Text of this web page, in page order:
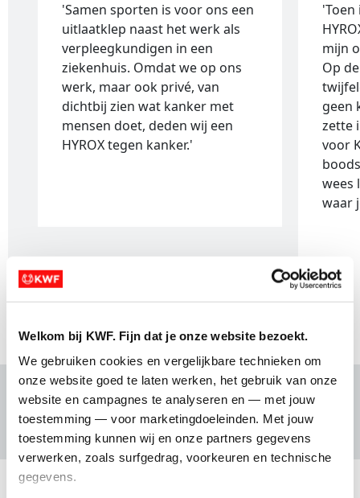
Welkom bij KWF. Fijn dat je onze website bezoekt.
We gebruiken cookies en vergelijkbare technieken om
onze website goed te laten werken, het gebruik van onze
website en campagnes te analyseren en — met jouw
toestemming — voor marketingdoeleinden. Met jouw
toestemming kunnen wij en onze partners gegevens
verwerken, zoals surfgedrag, voorkeuren en technische
gegevens.
'Samen sporten is voor ons een
uitlaatklep naast het werk als
verpleegkundigen in een
ziekenhuis. Omdat we op ons
werk, maar ook privé, van
dichtbij zien wat kanker met
mensen doet, deden wij een
HYROX tegen kanker.'
mijn
Op
geen
zette
voor
wees
waar
1 van 2
Waar doe je het voor?